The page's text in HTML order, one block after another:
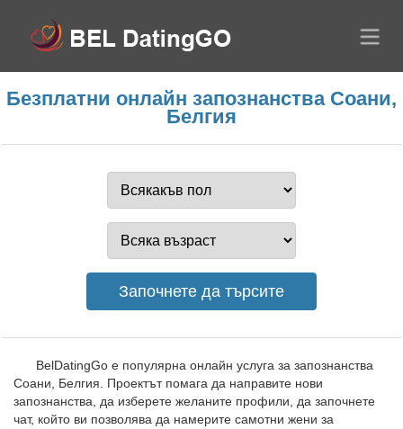
Безплатни онлайн запознанства Соани,
Белгия
BelDatingGo е популярна онлайн услуга за запознанства
Соани, Белгия. Проектът помага да направите нови
запознанства, да изберете желаните профили, да започнете
чат, който ви позволява да намерите самотни жени за